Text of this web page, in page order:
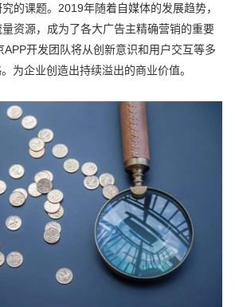
的课题。2019年随着自媒体的发展趋势，
资源，成为了各大广告主精确营销的重要
开发团队将从创新意识和用户交互等多
为企业创造出持续溢出的商业价值。